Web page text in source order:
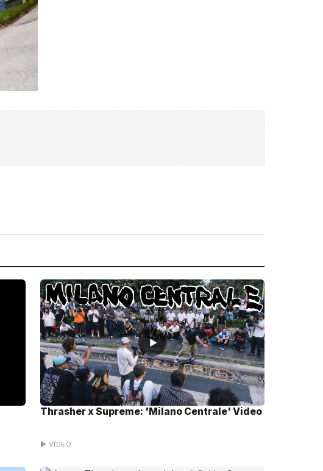
▶
Thrasher x Supreme: 'Milano Centrale' Video
▶ VÍDEO